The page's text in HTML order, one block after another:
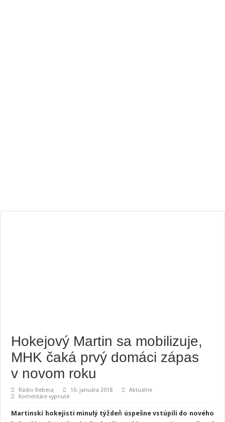
Hokejový Martin sa mobilizuje,
MHK čaká prvý domáci zápas
v novom roku
Rádio Rebeca 10. januára 2018
Aktuálne
Komentáre vypnuténa
Martin
sa
Martinskí hokejisti minulý týždeň úspešne vstúpili do nového